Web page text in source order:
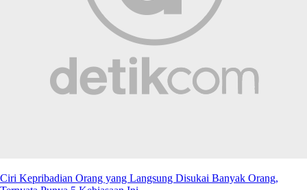
Ciri Kepribadian Orang yang Langsung Disukai Banyak Orang,